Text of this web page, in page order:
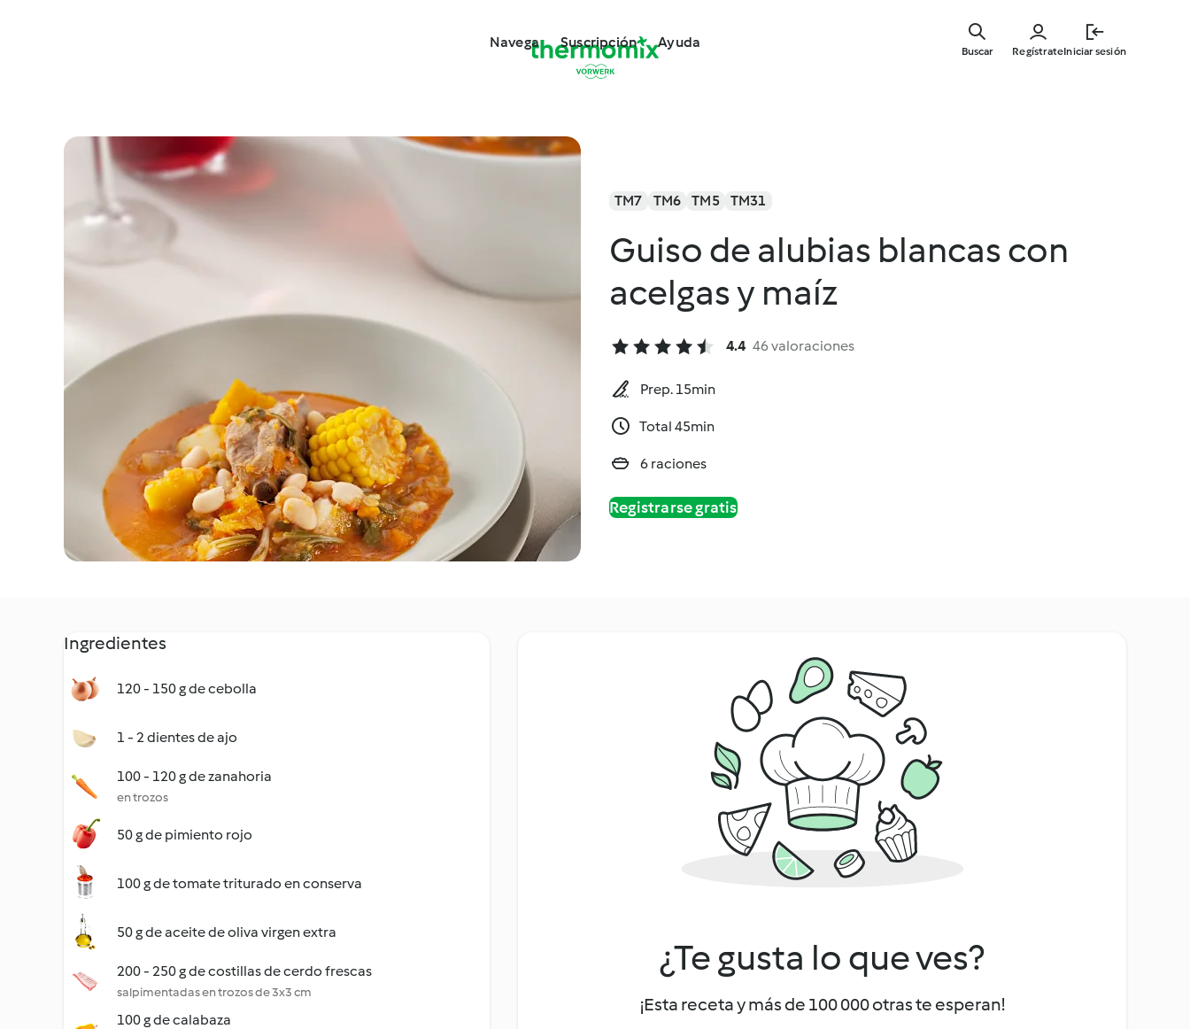
Navega Suscripción Ayuda
RegístrateIniciar sesión
Buscar
TM7 TM6 TM5 TM31
Guiso de alubias blancas con
acelgas y maíz
4.4 46 valoraciones
Prep. 15min
Total 45min
6 raciones
Registrarse gratis
Ingredientes
120 - 150 g de cebolla
1 - 2 dientes de ajo
100 - 120 g de zanahoria
en trozos
50 g de pimiento rojo
100 g de tomate triturado en conserva
50 g de aceite de oliva virgen extra
200 - 250 g de costillas de cerdo frescas
salpimentadas en trozos de 3x3 cm
100 g de calabaza
¿Te gusta lo que ves?
¡Esta receta y más de 100 000 otras te esperan!